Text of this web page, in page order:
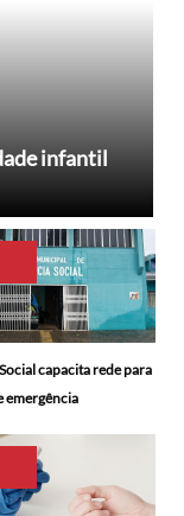
infantil
capacita rede para
emergência